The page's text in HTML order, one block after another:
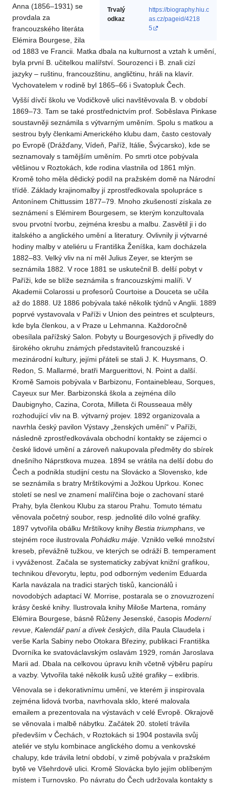
Trvalý
odkaz
https://biography.hiu.c
as.cz/pageid/4218
5
Anna (1856–1931) se
provdala za
francouzského literáta
Elémira Bourgese, žila
od 1883 ve Francii. Matka dbala na kulturnost a vztah k umění,
byla první B. učitelkou malířství. Sourozenci i B. znali cizí
jazyky – ruštinu, francouzštinu, angličtinu, hráli na klavír.
Vychovatelem v rodině byl 1865–66 i Svatopluk Čech.
Vyšší dívčí školu ve Vodičkově ulici navštěvovala B. v období
1869–73. Tam se také prostřednictvím prof. Soběslava Pinkase
soustavněji seznámila s výtvarným uměním. Spolu s matkou a
sestrou byly členkami Amerického klubu dam, často cestovaly
po Evropě (Drážďany, Vídeň, Paříž, Itálie, Švýcarsko), kde se
seznamovaly s tamějším uměním. Po smrti otce pobývala
většinou v Roztokách, kde rodina vlastnila od 1861 mlýn.
Kromě toho měla dědický podíl na pražském domě na Národní
třídě. Základy krajinomalby jí zprostředkovala spolupráce s
Antonínem Chittussim 1877–79. Mnoho zkušeností získala ze
seznámení s Elémirem Bourgesem, se kterým konzultovala
svou prvotní tvorbu, zejména kresbu a malbu. Zasvětil ji i do
italského a anglického umění a literatury. Ovlivnily ji výtvarné
hodiny malby v ateliéru u Františka Ženíška, kam docházela
1882–83. Velký vliv na ní měl Julius Zeyer, se kterým se
seznámila 1882. V roce 1881 se uskutečnil B. delší pobyt v
Paříži, kde se blíže seznámila s francouzskými malíři. V
Akademii Colarossi u profesorů Courtoise a Douceta se učila
až do 1888. Už 1886 pobývala také několik týdnů v Anglii. 1889
poprvé vystavovala v Paříži v Union des peintres et sculpteurs,
kde byla členkou, a v Praze u Lehmanna. Každoročně
obesílala pařížský Salon. Pobyty u Bourgesových ji přivedly do
širokého okruhu známých představitelů francouzské i
mezinárodní kultury, jejími přáteli se stali J. K. Huysmans, O.
Redon, S. Mallarmé, bratři Marguerittovi, N. Point a další.
Kromě Samois pobývala v Barbizonu, Fontainebleau, Sorques,
Cayeux sur Mer. Barbizonská škola a zejména dílo
Daubignyho, Cazina, Corota, Milleta či Rousseaua měly
rozhodující vliv na B. výtvarný projev. 1892 organizovala a
navrhla český pavilon Výstavy „ženských umění“ v Paříži,
následně zprostředkovávala obchodní kontakty se zájemci o
české lidové umění a zároveň nakupovala předměty do sbírek
dnešního Náprstkova muzea. 1894 se vrátila na delší dobu do
Čech a podnikla studijní cestu na Slovácko a Slovensko, kde
se seznámila s bratry Mrštíkovými a Jožkou Uprkou. Konec
století se nesl ve znamení malířčina boje o zachovaní staré
Prahy, byla členkou Klubu za starou Prahu. Tomuto tématu
věnovala početný soubor, resp. jednolité dílo volné grafiky.
1897 vytvořila obálku Mrštíkovy knihy Bestia triumphans , ve
stejném roce ilustrovala Pohádku máje . Vzniklo velké množství
kreseb, převážně tužkou, ve kterých se odráží B. temperament
i vyváženost. Začala se systematicky zabývat knižní grafikou,
technikou dřevorytu, leptu, pod odborným vedením Eduarda
Karla navázala na tradici starých tisků, kancionálů i
novodobých adaptací W. Morrise, postarala se o znovuzrození
krásy české knihy. Ilustrovala knihy Miloše Martena, romány
Elémira Bourgese, básně Růženy Jesenské, časopis Moderní
revue Kalendář paní a dívek českých , díla Paula Claudela i
verše Karla Sabiny nebo Otokara Březiny, publikaci Františka
Dvorníka ke svatováclavským oslavám 1929, román Jaroslava
Marii ad. Dbala na celkovou úpravu knih včetně výběru papíru
a vazby. Vytvořila také několik kusů užité grafiky – exlibris.
Věnovala se i dekorativnímu umění, ve kterém ji inspirovala
zejména lidová tvorba, navrhovala sklo, které malovala
emailem a prezentovala na výstavách v celé Evropě. Okrajově
se věnovala i malbě nábytku. Začátek 20. století trávila
především v Čechách, v Roztokách si 1904 postavila svůj
ateliér ve stylu kombinace anglického domu a venkovské
chalupy, kde trávila letní období, v zimě pobývala v pražském
bytě ve Všehrdově ulici. Kromě Slovácka bylo jejím oblíbeným
místem i Turnovsko. Po návratu do Čech udržovala kontakty s